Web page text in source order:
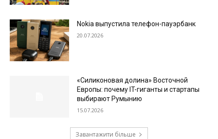
Nokia выпустила телефон-пауэрбанк
20.07.2026
«Силиконовая долина» Восточной
Европы: почему IT-гиганты и стартапы
выбирают Румынию
15.07.2026
Завантажити більше